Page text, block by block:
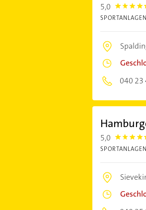
5,0 5.0
SPORTANLAGEN
040 23
5,0 5.0
SPORTANLAGEN